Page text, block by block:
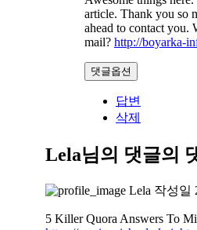
article. Thank you so
ahead to contact you.
mail? http://boyarka-
댓글옵션
답변
삭제
Lela님의 댓글의
Lela 작성일
5 Killer Quora Answers To